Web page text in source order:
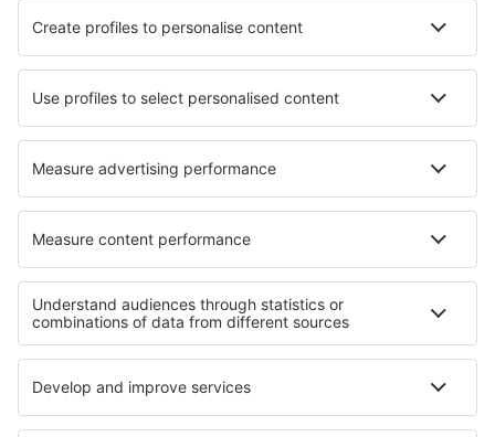
Ryanair
Vueling
Iberia
Air Europa
Wizz Air
Sobre eSky
Términos y condiciones
Mis reservas
Política de privacidad
Asistencia y contacto